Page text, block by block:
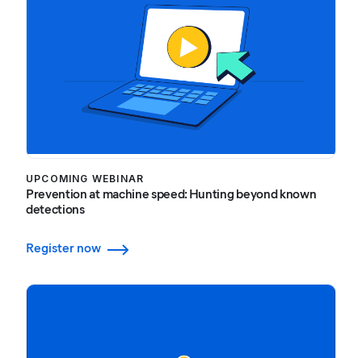
UPCOMING WEBINAR
Prevention at machine speed: Hunting beyond known
detections
Register now